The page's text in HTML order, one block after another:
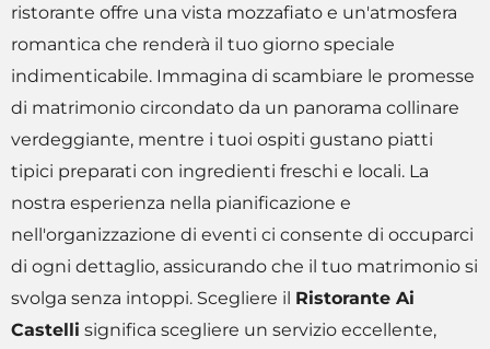
ristorante offre una vista mozzafiato e un'atmosfera
romantica che renderà il tuo giorno speciale
indimenticabile. Immagina di scambiare le promesse
di matrimonio circondato da un panorama collinare
verdeggiante, mentre i tuoi ospiti gustano piatti
tipici preparati con ingredienti freschi e locali. La
nostra esperienza nella pianificazione e
nell'organizzazione di eventi ci consente di occuparci
di ogni dettaglio, assicurando che il tuo matrimonio si
svolga senza intoppi. Scegliere il Ristorante Ai
Castelli significa scegliere un servizio eccellente,